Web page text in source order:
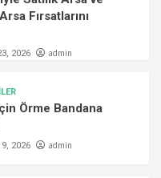
Fırsatlarını
2026 admin
Örme Bandana
2026 admin